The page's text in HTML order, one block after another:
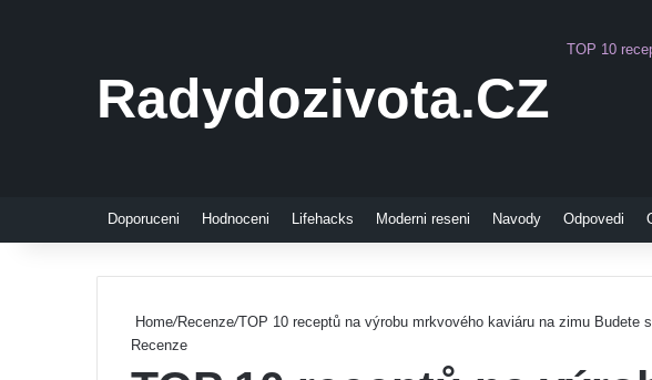
Radydozivota.CZ
TOP 10
Doporuceni Hodnoceni Lifehacks Moderni reseni Navody Odpovedi
Home/Recenze/TOP 10 receptů na výrobu mrkvového kaviáru na zimu Budete
Recenze